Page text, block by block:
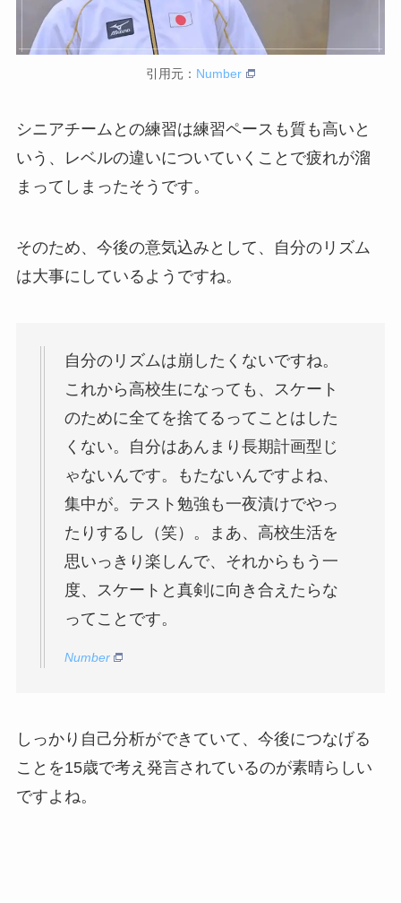
引用元： Number
シニアチームとの練習は練習ペースも質も高いと
いう、レベルの違いについていくことで疲れが溜
まってしまったそうです。
そのため、今後の意気込みとして、自分のリズム
は大事にしているようですね。
自分のリズムは崩したくないですね。
これから高校生になっても、スケート
のために全てを捨てるってことはした
くない。自分はあんまり長期計画型じ
ゃないんです。もたないんですよね、
集中が。テスト勉強も一夜漬けでやっ
たりするし（笑）。まあ、高校生活を
思いっきり楽しんで、それからもう一
度、スケートと真剣に向き合えたらな
ってことです。
Number
しっかり自己分析ができていて、今後につなげる
ことを15歳で考え発言されているのが素晴らしい
ですよね。